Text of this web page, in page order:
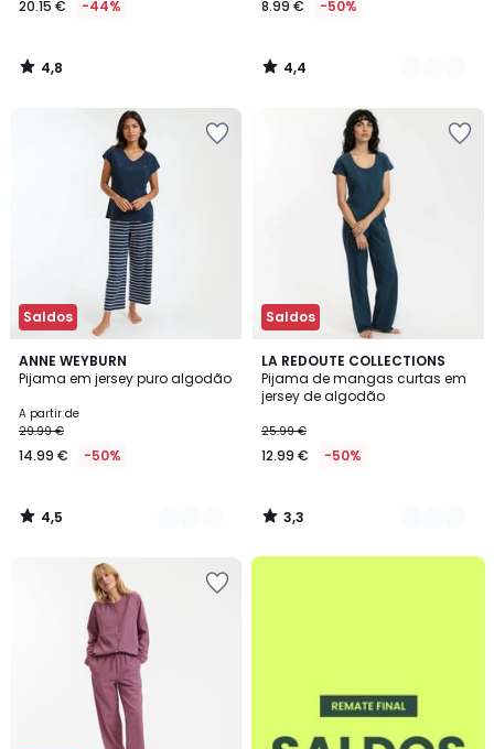
em
de
35.99
20.15 € -44%
4,8
/
8.99 € -50%
4,4
/
Saldos
ANNE WEYBURN
Pijama em jersey puro algodão
A partir de
29.99 €
14.99 € -50%
4,5
/ 5
3
Cores
4,5
/
Saldos
LA REDOUTE COLLECTIONS
Pijama de mangas curtas em
jersey de algodão
25.99 €
12.99 € -50%
3,3
/ 5
2
Cores
3,3
/
até